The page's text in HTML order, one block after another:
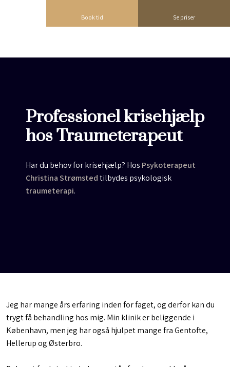
Book tid Se priser
Professionel krisehjælp
hos Traumeterapeut​
Har du behov for krisehjælp? Hos Psykoterapeut
Christina Strømstedtilbydes psykologisk
traumeterapi.​
Jeg har mange års erfaring inden for faget, og derfor kan du
trygt få behandling hos mig. Min klinik er beliggende i
København, men jeg har også hjulpet mange fra Gentofte,
Hellerup og Østerbro.